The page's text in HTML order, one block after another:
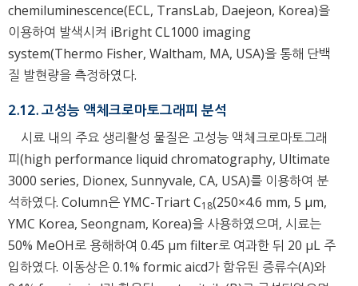
chemiluminescence(ECL, TransLab, Daejeon, Korea)을
이용하여 발색시켜 iBright CL1000 imaging
system(Thermo Fisher, Waltham, MA, USA)을 통해 단백
질 발현량을 측정하였다.
2.12. 고성능 액체크로마토그래피 분석
시료 내의 주요 생리활성 물질은 고성능 액체크로마토그래
피(high performance liquid chromatography, Ultimate
3000 series, Dionex, Sunnyvale, CA, USA)를 이용하여 분
석하였다. Column은 YMC-Triart C18(250×4.6 mm, 5 μm,
YMC Korea, Seongnam, Korea)을 사용하였으며, 시료는
50% MeOH로 용해하여 0.45 μm filter로 여과한 뒤 20 μL 주
입하였다. 이동상은 0.1% formic aicd가 함유된 증류수(A)와